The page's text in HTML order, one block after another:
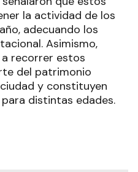
la actividad de los
adecuando los
Asimismo,
recorrer estos
del patrimonio
y constituyen
distintas edades.